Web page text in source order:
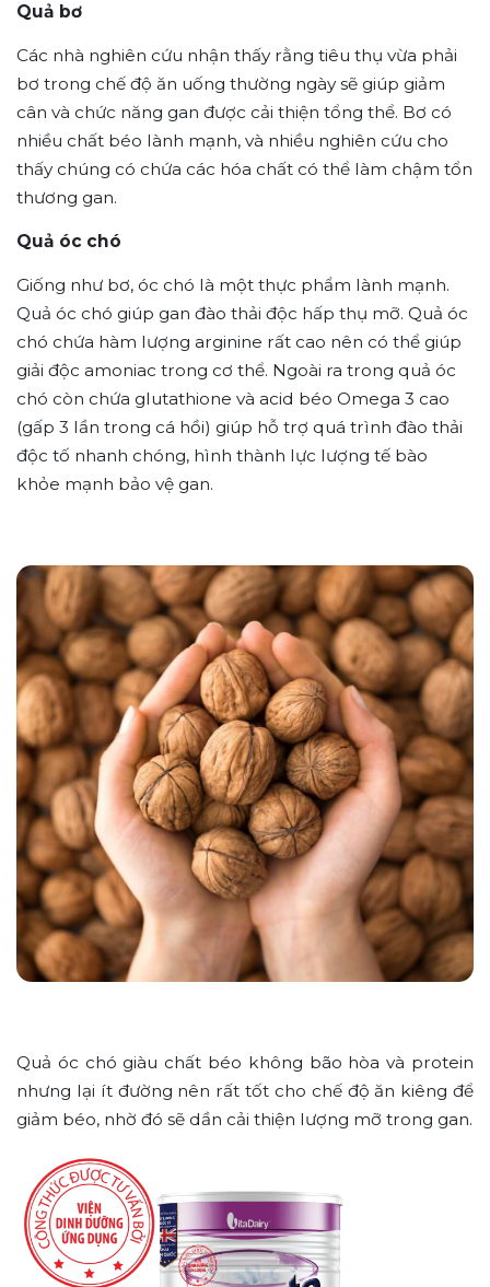
Quả bơ
Các nhà nghiên cứu nhận thấy rằng tiêu thụ vừa phải
bơ trong chế độ ăn uống thường ngày sẽ giúp giảm
cân và chức năng gan được cải thiện tổng thể. Bơ có
nhiều chất béo lành mạnh, và nhiều nghiên cứu cho
thấy chúng có chứa các hóa chất có thể làm chậm tổn
thương gan.
Quả óc chó
Giống như bơ, óc chó là một thực phẩm lành mạnh.
Quả óc chó giúp gan đào thải độc hấp thụ mỡ. Quả óc
chó chứa hàm lượng arginine rất cao nên có thể giúp
giải độc amoniac trong cơ thể. Ngoài ra trong quả óc
chó còn chứa glutathione và acid béo Omega 3 cao
(gấp 3 lần trong cá hồi) giúp hỗ trợ quá trình đào thải
độc tố nhanh chóng, hình thành lực lượng tế bào
khỏe mạnh bảo vệ gan.
Quả óc chó giàu chất béo không bão hòa và protein
nhưng lại ít đường nên rất tốt cho chế độ ăn kiêng để
giảm béo, nhờ đó sẽ dần cải thiện lượng mỡ trong gan.